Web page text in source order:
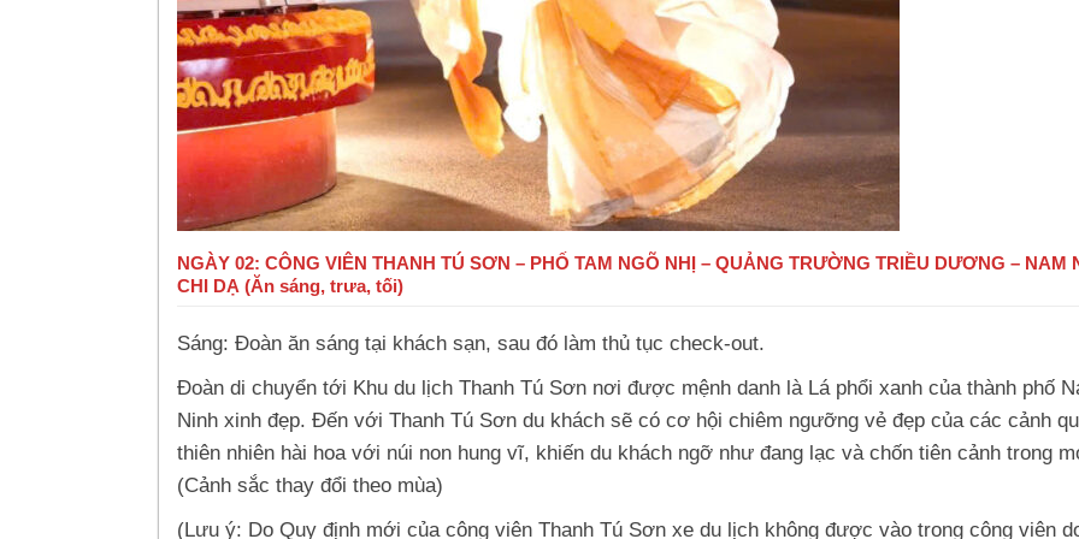
NGÀY 02: CÔNG VIÊN THANH TÚ SƠN – PHỐ TAM NGÕ NHỊ – QUẢNG TRƯỜNG TRIỀU DƯƠNG – NAM
CHI DẠ (Ăn sáng, trưa, tối)
Sáng: Đoàn ăn sáng tại khách sạn, sau đó làm thủ tục check-out.
Đoàn di chuyển tới Khu du lịch Thanh Tú Sơn nơi được mệnh danh là Lá phổi xanh của thành phố
Ninh xinh đẹp. Đến với Thanh Tú Sơn du khách sẽ có cơ hội chiêm ngưỡng vẻ đẹp của các cảnh
thiên nhiên hài hoa với núi non hung vĩ, khiến du khách ngỡ như đang lạc và chốn tiên cảnh trong
(Cảnh sắc thay đổi theo mùa)
(Lưu ý: Do Quy định mới của công viên Thanh Tú Sơn xe du lịch không được vào trong công viên